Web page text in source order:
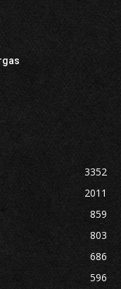
3352
2011
859
803
686
596